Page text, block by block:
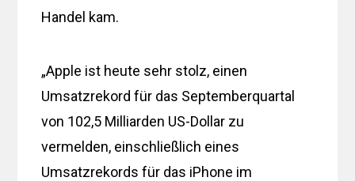
Handel kam.
„Apple ist heute sehr stolz, einen
Umsatzrekord für das Septemberquartal
von 102,5 Milliarden US-Dollar zu
vermelden, einschließlich eines
Umsatzrekords für das iPhone im